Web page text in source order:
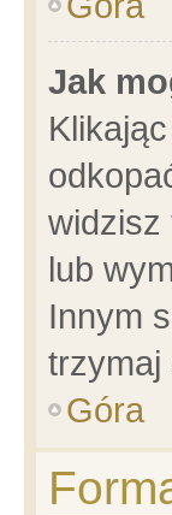
Jak
widzisz
lub
Innym
trzymaj
Góra